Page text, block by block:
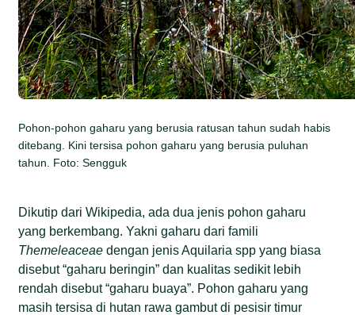
Pohon-pohon gaharu yang berusia ratusan tahun sudah habis
ditebang. Kini tersisa pohon gaharu yang berusia puluhan
tahun. Foto: Sengguk
Dikutip dari Wikipedia, ada dua jenis pohon gaharu
yang berkembang. Yakni gaharu dari famili
Themeleaceae dengan jenis Aquilaria spp yang biasa
disebut “gaharu beringin” dan kualitas sedikit lebih
rendah disebut “gaharu buaya”. Pohon gaharu yang
masih tersisa di hutan rawa gambut di pesisir timur